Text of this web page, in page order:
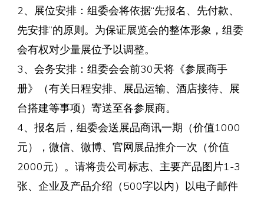
2、展位安排：组委会将依据“先报名、先付款、
先安排”的原则。为保证展览会的整体形象，组委
会有权对少量展位予以调整。
3、会务安排：组委会会前30天将《参展商手
册》（有关日程安排、展品运输、酒店接待、展
台搭建等事项）寄送至各参展商。
4、报名后，组委会送展品商讯一期（价值1000
元），微信、微博、官网展品推介一次（价值
2000元）。请将贵公司标志、主要产品图片1-3
张、企业及产品介绍（500字以内）以电子邮件